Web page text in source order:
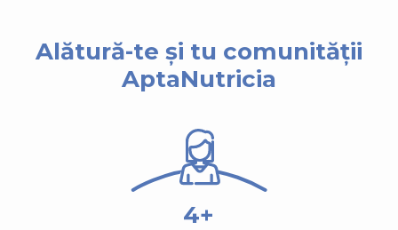
Alătură-te și tu comunității
AptaNutricia
4+